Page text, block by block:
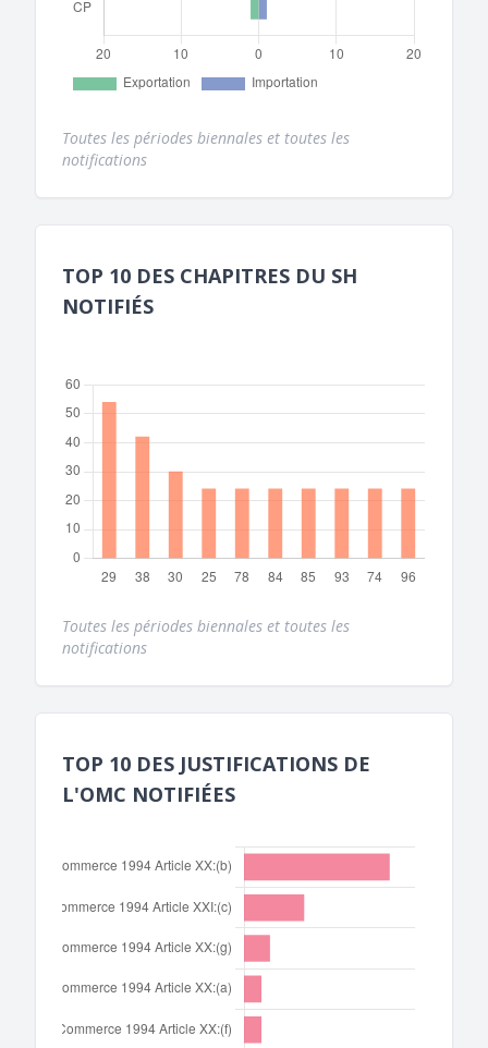
Toutes les périodes biennales et toutes les
notifications
TOP 10 DES CHAPITRES DU SH
NOTIFIÉS
Toutes les périodes biennales et toutes les
notifications
TOP 10 DES JUSTIFICATIONS DE
L'OMC NOTIFIÉES